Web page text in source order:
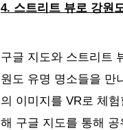
4. 스트리트 뷰로 강원
구글 지도와 스트리트
원도 유명 명소들을 만
의 이미지를 VR로 체
해 구글 지도를 통해